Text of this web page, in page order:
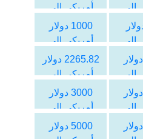
الى
أمريكي الى
الليرة التركية
دولار
الى
1000 دولار
أمريكي الى
الليرة التركية
2000 دولار
الى
2265.82 دولار
أمريكي الى
الليرة التركية
2600 دولار
الى
3000 دولار
أمريكي الى
الليرة التركية
4000 دولار
5000 دولار